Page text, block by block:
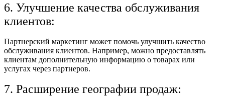
6. Улучшение качества обслуживания
клиентов:
Партнерский маркетинг может помочь улучшить качество
обслуживания клиентов. Например, можно предоставлять
клиентам дополнительную информацию о товарах или
услугах через партнеров.
7. Расширение географии продаж: